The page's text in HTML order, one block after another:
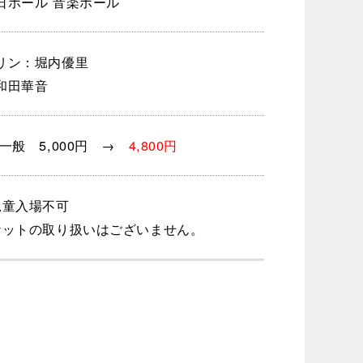
ン：堀内優里
田華音
一般 5,000円 → 4,800円
入場不可
トの取り扱いはございません。